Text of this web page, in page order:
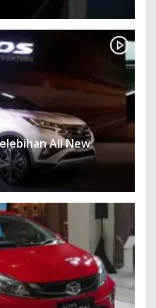
All New